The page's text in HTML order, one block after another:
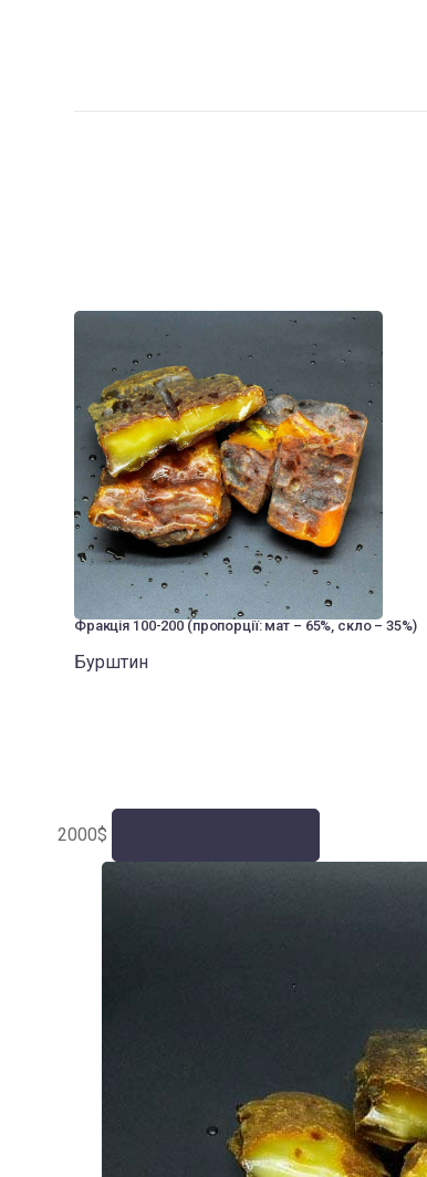
Фракція 100-200 (пропорції: мат – 65%, скло – 35%)
Бурштин
2000$